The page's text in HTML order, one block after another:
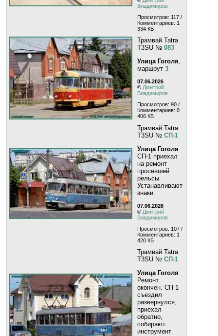
Владимиров
Просмотров: 117 /
Комментариев: 1
334 КБ
Трамвай Tatra
T3SU № 083
Улица Гоголя,
маршрут 3
07.06.2026
© Дмитрий
Владимиров
Просмотров: 90 /
Комментариев: 0
406 КБ
Трамвай Tatra
T3SU № СП-1
Улица Гоголя
СП-1 приехал
на ремонт
просевшей
рельсы.
Устанавливают
знаки
07.06.2026
© Дмитрий
Владимиров
Просмотров: 107 /
Комментариев: 1
420 КБ
Трамвай Tatra
T3SU № СП-1
Улица Гоголя
Ремонт
окончен. СП-1
съездил
развернулся,
приехал
обратно,
собирают
инструмент